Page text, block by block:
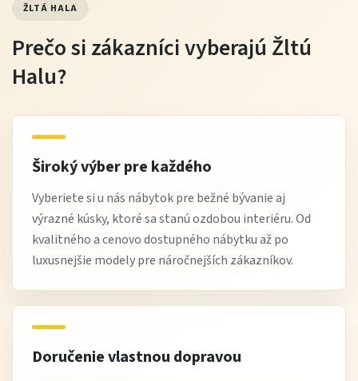
ŽLTÁ HALA
Prečo si zákazníci vyberajú Žltú
Halu?
Široký výber pre každého
Vyberiete si u nás nábytok pre bežné bývanie aj
výrazné kúsky, ktoré sa stanú ozdobou interiéru. Od
kvalitného a cenovo dostupného nábytku až po
luxusnejšie modely pre náročnejších zákazníkov.
Doručenie vlastnou dopravou